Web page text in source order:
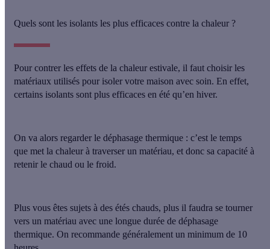
Quels sont les isolants les plus efficaces contre la chaleur ?
Pour contrer les effets de la chaleur estivale, il faut choisir les
matériaux utilisés pour isoler votre maison avec soin. En effet,
certains isolants sont plus efficaces en été qu’en hiver.
On va alors regarder le déphasage thermique : c’est le temps
que met la chaleur à traverser un matériau, et donc sa capacité à
retenir le chaud ou le froid.
Plus vous êtes sujets à des étés chauds, plus il faudra se tourner
vers un matériau avec une longue durée de déphasage
thermique. On recommande généralement un minimum de 10